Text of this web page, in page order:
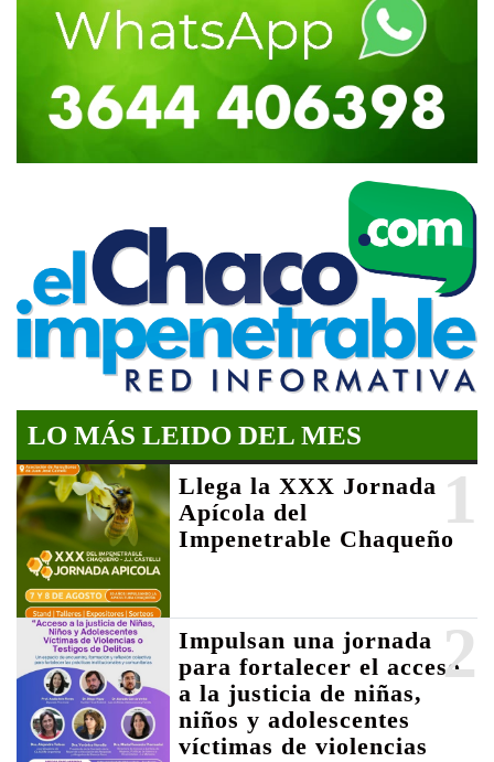
LO MÁS LEIDO DEL MES
1
Llega la XXX Jornada
Apícola del
Impenetrable Chaqueño
2
Impulsan una jornada
para fortalecer el acceso
a la justicia de niñas,
niños y adolescentes
víctimas de violencias